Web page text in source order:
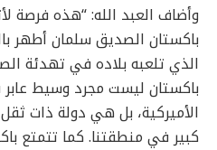
وأضاف العبد الله: “هذه فرصة
باكستان الصديق سلمان أطهر
الذي تلعبه بلاده في تهدئة
باكستان ليست مجرد وسيط عابر
الأميركية، بل هي دولة ذات
كبير في منطقتنا. كما تتمتع